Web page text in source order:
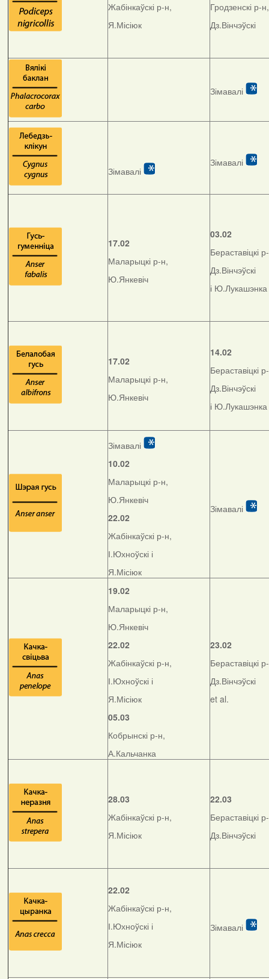
Жабінкаўскі р-н,
Я.Місіюк
Гродзенскі р-н,
Дз.Вінчэўскі
Зімавалі
Зімавалі
Зімавалі
17.02
Маларыцкі р-н,
Ю.Янкевіч
03.02
Бераставіцкі
Дз.Вінчэўскі
і Ю.Лукашэнка
17.02
Маларыцкі р-н,
Ю.Янкевіч
14.02
Бераставіцкі
Дз.Вінчэўскі
і Ю.Лукашэнка
Зімавалі
10.02
Маларыцкі р-н,
Ю.Янкевіч
22.02
Жабінкаўскі р-н,
І.Юхноўскі і
Я.Місіюк
Зімавалі
19.02
Маларыцкі р-н,
Ю.Янкевіч
22.02
Жабінкаўскі р-н,
І.Юхноўскі і
Я.Місіюк
05.03
Кобрынскі р-н,
А.Кальчанка
23.02
Бераставіцкі
Дз.Вінчэўскі
et al.
28.03
Жабінкаўскі р-н,
Я.Місіюк
22.03
Бераставіцкі
Дз.Вінчэўскі
22.02
Жабінкаўскі р-н,
І.Юхноўскі і
Я.Місіюк
Зімавалі